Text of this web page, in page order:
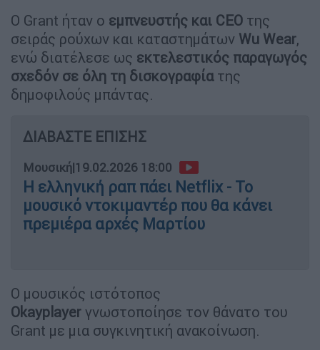
Ο Grant ήταν ο εμπνευστής και CEO της
σειράς ρούχων και καταστημάτων Wu Wear,
ενώ διατέλεσε ως εκτελεστικός παραγωγός
σχεδόν σε όλη τη δισκογραφίατης
δημοφιλούς μπάντας.
ΔΙΑΒΑΣΤΕ ΕΠΙΣΗΣ
Μουσική|19.02.2026 18:00
Η ελληνική ραπ πάει Netflix - Το
μουσικό ντοκιμαντέρ που θα κάνει
πρεμιέρα αρχές Μαρτίου
Ο μουσικός ιστότοπος
Okayplayer γνωστοποίησε τον θάνατο του
Grant με μια συγκινητική ανακοίνωση.